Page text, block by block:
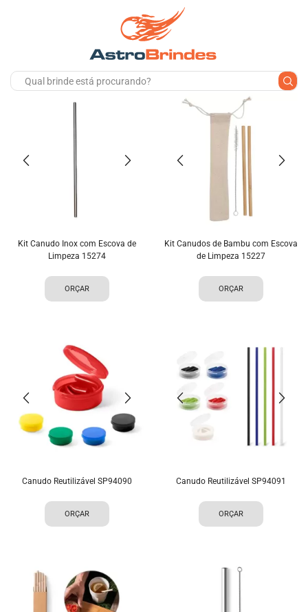
Kit Canudo Inox com Escova de
Limpeza 15274
ORÇAR
Kit Canudos de Bambu com Escova
de Limpeza 15227
ORÇAR
Canudo Reutilizável SP94090
ORÇAR
Canudo Reutilizável SP94091
ORÇAR